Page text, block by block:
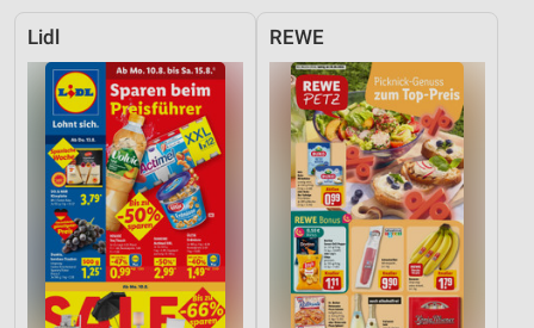
Lidl REWE